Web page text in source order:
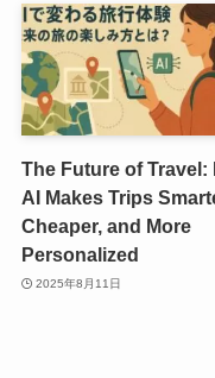
The Future of Travel:
AI Makes Trips
Cheaper, and More
Personalized
2025年8月11日